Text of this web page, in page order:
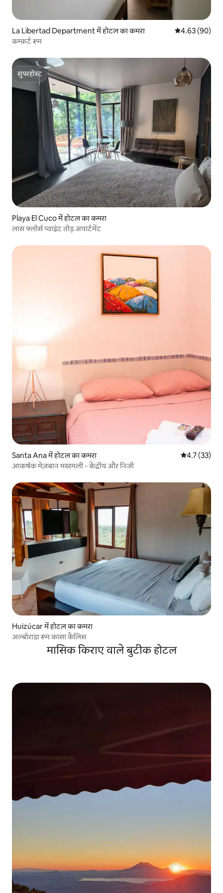
La Libertad Department में होटल का कमरा औसत रेटिंग 5 में
4.63 (90)
कम्फ़र्ट रूम
सुपरहोस्ट
सुपरहोस्ट
Playa El Cuco में होटल का कमरा
लास फ्लोर्स प्वाइंट तोड़ अपार्टमेंट
Santa Ana में होटल का कमरा औसत रेटिंग 5
4.7 (33)
आकर्षक मेज़बान मखमली - केंद्रीय और निजी
Huizúcar में होटल का कमरा
अल्बोराडा रूम कासा कैलिस
मासिक किराए वाले बुटीक होटल